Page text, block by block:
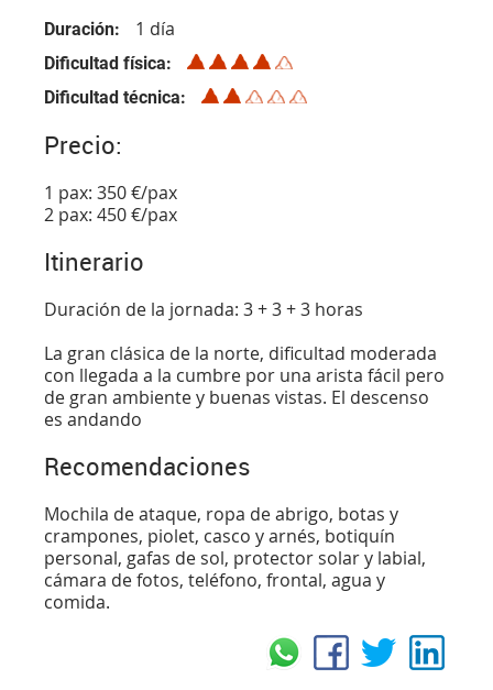
Duración 1 día
Dificultad física
Dificultad técnica
Precio:
1 pax: 350 €/pax
2 pax: 450 €/pax
Itinerario
Duración de la jornada: 3 + 3 + 3 horas
La gran clásica de la norte, dificultad moderada
con llegada a la cumbre por una arista fácil pero
de gran ambiente y buenas vistas. El descenso
es andando
Recomendaciones
Mochila de ataque, ropa de abrigo, botas y
crampones, piolet, casco y arnés, botiquín
personal, gafas de sol, protector solar y labial,
cámara de fotos, teléfono, frontal, agua y
comida.